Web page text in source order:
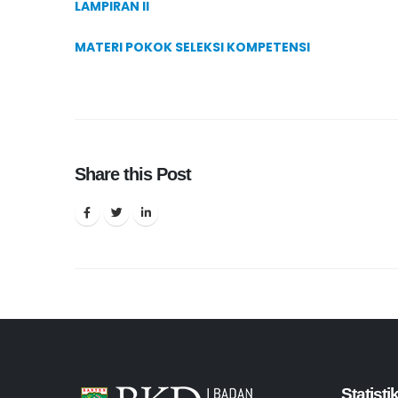
LAMPIRAN II
MATERI POKOK SELEKSI KOMPETENSI
Share this Post